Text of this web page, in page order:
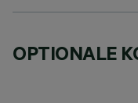
OPTIONALE